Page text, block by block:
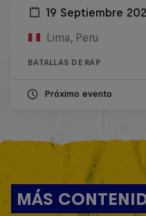
19 Septiembre
Lima, Peru
BATALLAS DE RAP
Próximo evento
MÁS